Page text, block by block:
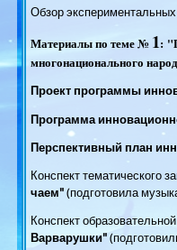
Обзор
Материалы по теме № 1:
многонационального
Проект программы
Программа
Перспективный план
Конспект тематического
чаем"(подготовила
Конспект
Варварушки"